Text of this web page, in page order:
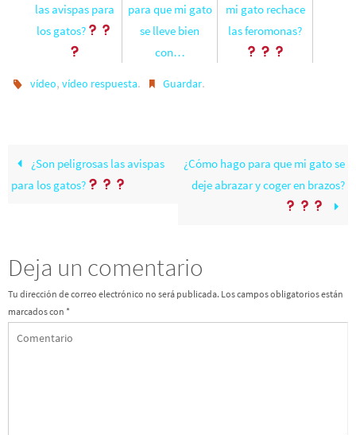
las avispas para
los gatos?
para que mi gato
se lleve bien
con…
mi gato rechace
las feromonas?
vídeo,vídeo respuesta. Guardar.
¿Son peligrosas las avispas
para los gatos?
¿Cómo hago para que mi gato se
deje abrazar y coger en brazos?
Deja un comentario
Tu dirección de correo electrónico no será publicada. Los campos obligatorios están
marcados con *